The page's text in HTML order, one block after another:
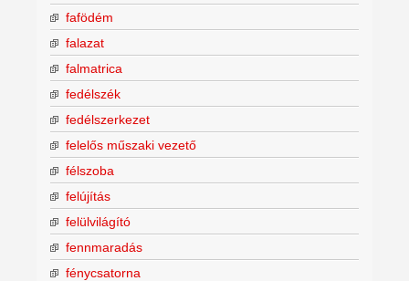
fafödém
falazat
falmatrica
fedélszék
fedélszerkezet
felelős műszaki vezető
félszoba
felújítás
felülvilágító
fennmaradás
fénycsatorna